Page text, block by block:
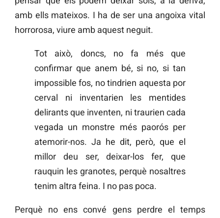
amb ells mateixos. I ha de ser una angoixa vital
horrorosa, viure amb aquest neguit.
Tot això, doncs, no fa més que
confirmar que anem bé, si no, si tan
impossible fos, no tindrien aquesta por
cerval ni inventarien les mentides
delirants que inventen, ni traurien cada
vegada un monstre més paorós per
atemorir-nos. Ja he dit, però, que el
millor deu ser, deixar-los fer, que
rauquin les granotes, perquè nosaltres
tenim altra feina. I no pas poca.
Perquè no ens convé gens perdre el temps